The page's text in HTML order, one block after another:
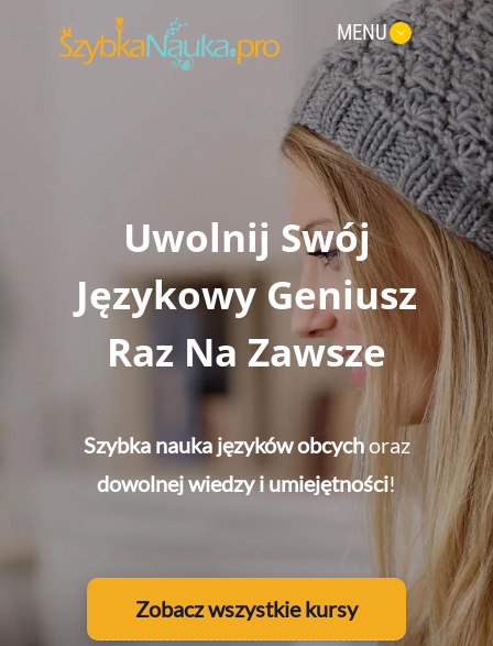
MENU
Uwolnij Swój
Językowy Geniusz
Raz Na Zawsze
Szybka nauka języków obcychoraz
dowolnej wiedzy i umiejętności!
Zobacz wszystkie kursy